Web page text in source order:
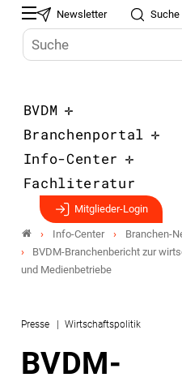
Newsletter Suche
BVDM
Branchenportal
Info-Center
Fachliteratur
Mitglieder-Login
Info-Center
Branchen-
BVDM-Branchenbericht zur
und Medienbetriebe
Presse Wirtschaftspolitik
BVDM-